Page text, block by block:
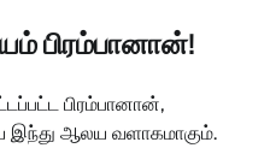
பிரம்பானான்!
பிரம்பானான்,
இந்து ஆலய வளாகமாகும்.